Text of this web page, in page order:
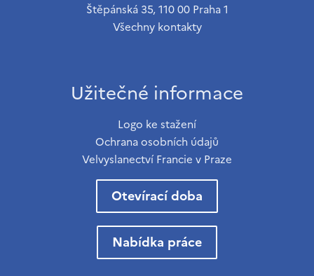
Štěpánská 35, 110 00 Praha 1
Všechny kontakty
Užitečné informace
Logo ke stažení
Ochrana osobních údajů
Velvyslanectví Francie v Praze
Otevírací doba
Nabídka práce